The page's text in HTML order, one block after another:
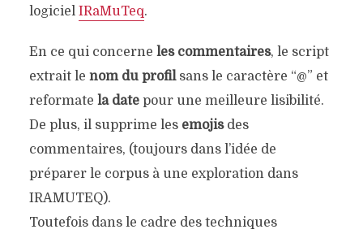
logiciel IRaMuTeq.
En ce qui concerne les commentaires, le script
extrait le nom du profilsans le caractère “@” et
reformate la datepour une meilleure lisibilité.
De plus, il supprime les emojisdes
commentaires, (toujours dans l’idée de
préparer le corpus à une exploration dans
IRAMUTEQ).
Toutefois dans le cadre des techniques